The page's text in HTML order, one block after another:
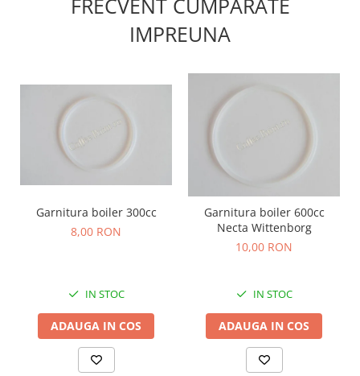
FRECVENT CUMPARATE
IMPREUNA
Garnitura boiler 300cc
8,00 RON
IN STOC
ADAUGA IN COS
Garnitura boiler 600cc
Necta Wittenborg
10,00 RON
IN STOC
ADAUGA IN COS